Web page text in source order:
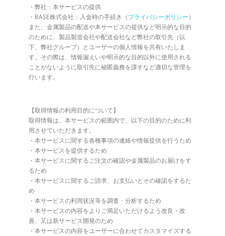
・弊社：本サービスの提供
・BASE株式会社：入金時の手続き（プライバシーポリシー）
また、金属製品の配送や本サービスの提供など明示的な目的
のために、製品製造会社や配送会社など弊社の取引先（以
下、弊社グループ）とユーザーの個人情報を共有いたしま
す。その際は、情報漏えいや明示的な目的以外に使用される
ことがないように取引先に秘匿義務を課すなど適切な管理を
行います。
【取得情報の利用目的について】
取得情報は、本サービスの範囲内で、以下の目的のために利
用させていただきます。
・本サービスに関する各種事項の連絡や情報提供を行うため
・本サービスを提供するため
・本サービスに関するご注文の確認や金属製品のお届けをす
るため
・本サービスに関するご請求、お支払いとその確認をするた
め
・本サービスの利用状況等を調査・分析するため
・本サービスの内容をよりご満足いただけるよう改良・改
善、又は新サービス開発のため
・本サービスの内容をユーザーに合わせてカスタマイズする